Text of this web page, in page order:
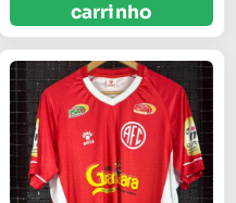
carrinho